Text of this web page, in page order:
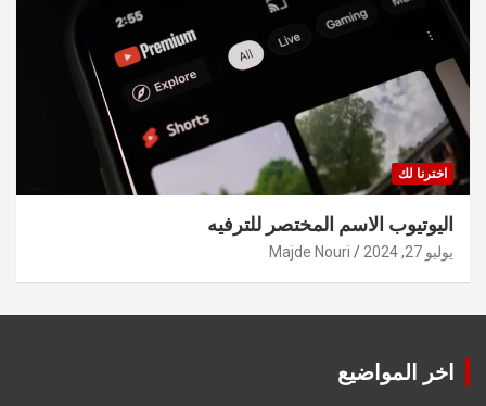
اخترنا لك
اليوتيوب الاسم المختصر للترفيه
يوليو 27, 2024 Majde Nouri
اخر المواضيع